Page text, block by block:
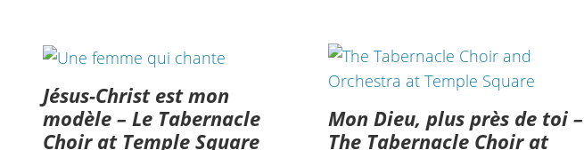
Jésus-Christ est mon
modèle – Le Tabernacle
Choir at Temple Square
Mon Dieu, plus près de toi –
The Tabernacle Choir at